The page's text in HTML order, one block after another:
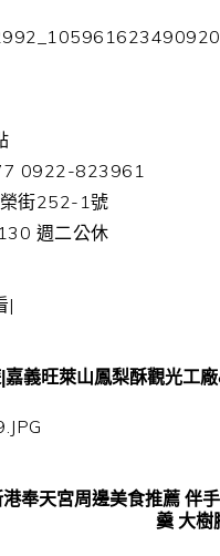
0922-823961
街252-1號
週二公休
|
義旺萊山鳳梨酥觀光工
奉天宮周邊美食推薦 伴
羹 大樹